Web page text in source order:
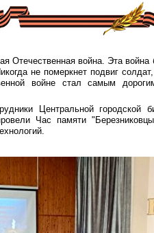
Отечественная война. Эта
не померкнет подвиг
войне стал самым
Центральной городской
Час памяти